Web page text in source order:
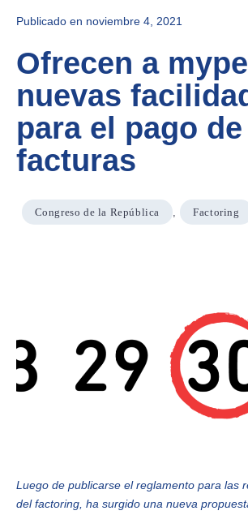
Publicado en noviembre 4, 2021
Ofrecen a
nuevas
para el pago de
facturas
Congreso de la República , Factoring
Luego de publicarse el reglamento para las
del factoring, ha surgido una nueva